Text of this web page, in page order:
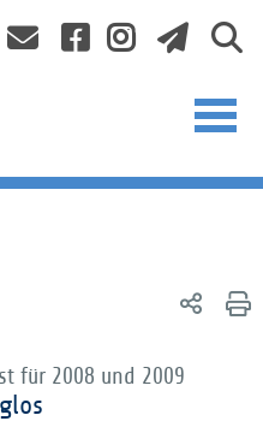
für 2008 und 2009